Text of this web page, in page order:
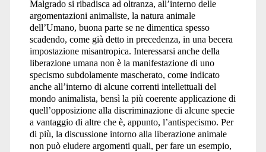
Malgrado si ribadisca ad oltranza, all’interno delle
argomentazioni animaliste, la natura animale
dell’Umano, buona parte se ne dimentica spesso
scadendo, come già detto in precedenza, in una becera
impostazione misantropica. Interessarsi anche della
liberazione umana non è la manifestazione di uno
specismo subdolamente mascherato, come indicato
anche all’interno di alcune correnti intellettuali del
mondo animalista, bensì la più coerente applicazione di
quell’opposizione alla discriminazione di alcune specie
a vantaggio di altre che è, appunto, l’antispecismo. Per
di più, la discussione intorno alla liberazione animale
non può eludere argomenti quali, per fare un esempio,